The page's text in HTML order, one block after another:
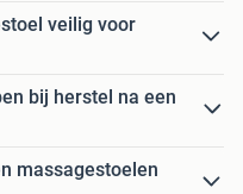
veilig voor
bij herstel na een
massagestoelen